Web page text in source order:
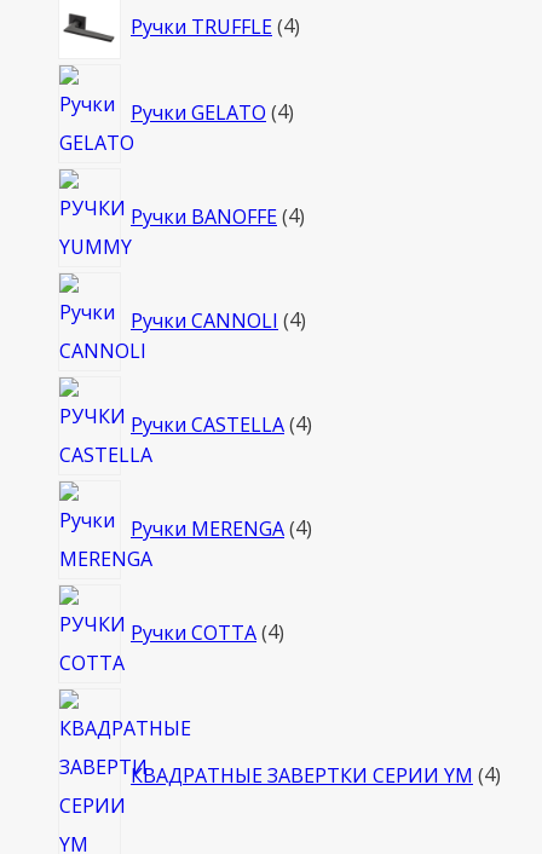
Ручки TRUFFLE 44
Ручки GELATO 4товара
Ручки BANOFFE 4товара
Ручки CANNOLI 4товара
Ручки CASTELLA 4товара
Ручки MERENGA 4товара
Ручки COTTA 4товара
КВАДРАТНЫЕ ЗАВЕРТКИ СЕРИИ YM 4